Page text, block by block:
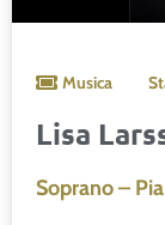
Musica
Lisa
Soprano –